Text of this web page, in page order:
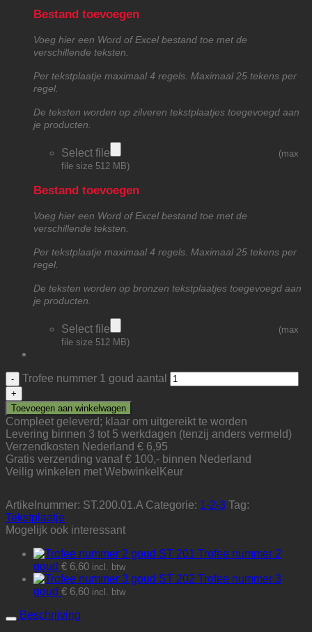
Bestand toevoegen
Voeg hier een Word of Excel bestand toe met de
verschillende teksten.
Per tekstplaatje maximaal 4 regels. Maximaal 25 tekens per
regel.
De teksten worden op zilveren tekstplaatjes toegevoegd aan
je producten.
Select file
(max
file size 512 MB)
Bestand toevoegen
Voeg hier een Word of Excel bestand toe met de
verschillende teksten.
Per tekstplaatje maximaal 4 regels. Maximaal 25 tekens per
regel.
De teksten worden op bronzen tekstplaatjes toegevoegd aan
je producten.
Select file
(max
file size 512 MB)
Trofee nummer 1 goud aantal
Toevoegen aan winkelwagen
Compleet geleverd; klaar om uitgereikt te worden
Levering binnen 3 tot 5 werkdagen (tenzij anders vermeld)
Verzendkosten Nederland € 6,95
Gratis verzending vanaf € 100,- binnen Nederland
Veilig winkelen met WebwinkelKeur
Artikelnummer: ST.200.01.A Categorie: 1-2-3 Tag:
Tekstplaatje
Mogelijk ook interessant
Trofee nummer 2
goud € 6,60 incl. btw
Trofee nummer 3
goud € 6,60 incl. btw
Beschrijving